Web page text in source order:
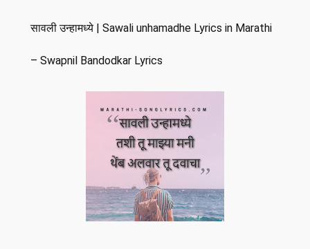
सावली उन्हामध्ये | Sawali unhamadhe Lyrics in Marathi
– Swapnil Bandodkar Lyrics